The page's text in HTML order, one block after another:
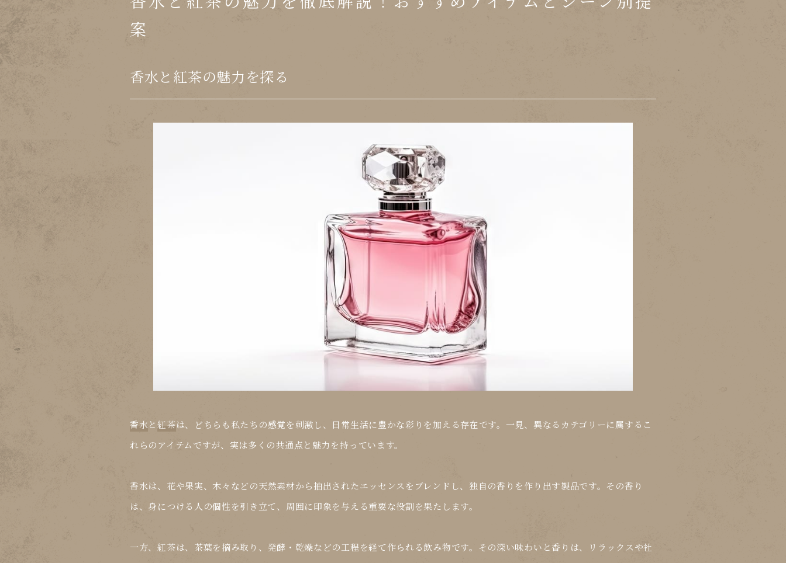
案
香水と紅茶の魅力を探る
香水と紅茶は、どちらも私たちの感覚を刺激し、日常生活に豊かな彩りを加える存在です。一見、異なるカテゴリーに属するこ
れらのアイテムですが、実は多くの共通点と魅力を持っています。
香水は、花や果実、木々などの天然素材から抽出されたエッセンスをブレンドし、独自の香りを作り出す製品です。その香り
は、身につける人の個性を引き立て、周囲に印象を与える重要な役割を果たします。
一方、紅茶は、茶葉を摘み取り、発酵・乾燥などの工程を経て作られる飲み物です。その深い味わいと香りは、リラックスや社